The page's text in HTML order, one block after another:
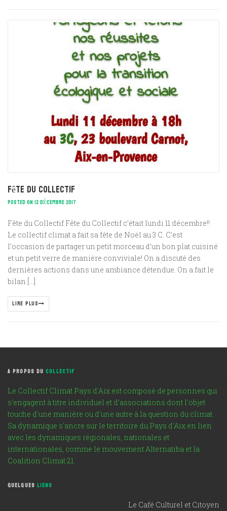
Fête du Collectif
POSTED ON 12 DÉCEMBRE 2017
Fête du Collectif Fête du Collectif c’était lundi 11 décembre!!
Le collectif climat a fait sa fête de Noël au 3 C. C’est
l’occasion de partager un petit morceau d’un bon plat cuisiné
et un petit verre de manière conviviale! On a discuté des
dernières actions dans une ambiance détendue. On a fait le
bilan […]
LIRE PLUS
A PROPOS DUCOLLECTIF
Le Collectif Climat Pays d'Aix est composé de personnes qui
s'engagent à titre individuel et d'associations dont l'objet
touche d'une manière ou d'une autre à la question du climat.
Sa dynamique s'ancre sur le territoire du Pays d'Aix en lien
avec les dynamiques régionales, nationales et
internationales, comme le mouvement Alternatiba et la
Coalition Climat 21.
QUELQUES LIENS
Le Café Culturel et Citoyen